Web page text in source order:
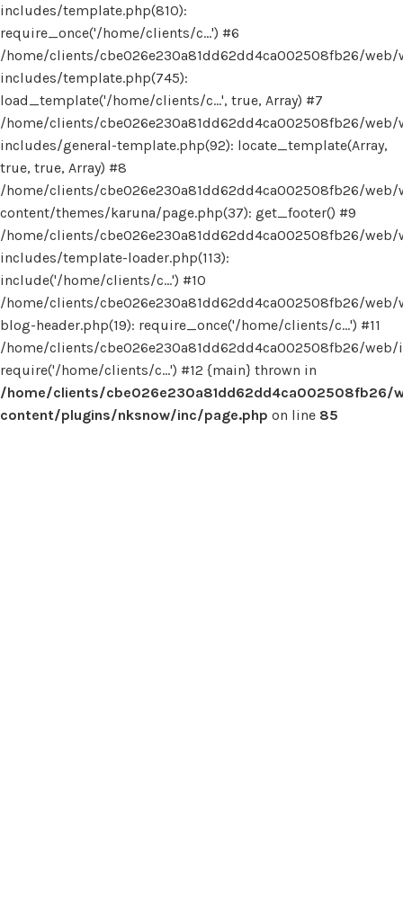
includes/template.php(810):
require_once('/home/clients/c...') #6
/home/clients/cbe026e230a81dd62dd4ca002508fb26/web/
includes/template.php(745):
load_template('/home/clients/c...', true, Array) #7
/home/clients/cbe026e230a81dd62dd4ca002508fb26/web/
includes/general-template.php(92): locate_template(Array,
true, true, Array) #8
/home/clients/cbe026e230a81dd62dd4ca002508fb26/web/
content/themes/karuna/page.php(37): get_footer() #9
/home/clients/cbe026e230a81dd62dd4ca002508fb26/web/
includes/template-loader.php(113):
include('/home/clients/c...') #10
/home/clients/cbe026e230a81dd62dd4ca002508fb26/web/
blog-header.php(19): require_once('/home/clients/c...') #11
/home/clients/cbe026e230a81dd62dd4ca002508fb26/web/
require('/home/clients/c...') #12 {main} thrown in
/home/clients/cbe026e230a81dd62dd4ca002508fb26/
content/plugins/nksnow/inc/page.php on line 85